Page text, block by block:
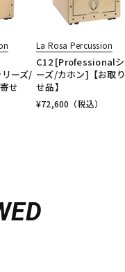
ーズ/
せ
La Rosa Percussion
C12 [Professional
ーズ/カホン]【お取
せ品】
¥72,600 （税込）